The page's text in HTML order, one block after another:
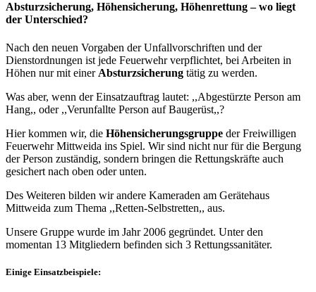
Absturzsicherung, Höhensicherung, Höhenrettung – wo liegt
der Unterschied?
Nach den neuen Vorgaben der Unfallvorschriften und der
Dienstordnungen ist jede Feuerwehr verpflichtet, bei Arbeiten in
Höhen nur mit einer Absturzsicherung tätig zu werden.
Was aber, wenn der Einsatzauftrag lautet: ,,Abgestürzte Person am
Hang,, oder ,,Verunfallte Person auf Baugerüst,,?
Hier kommen wir, die Höhensicherungsgruppe der Freiwilligen
Feuerwehr Mittweida ins Spiel. Wir sind nicht nur für die Bergung
der Person zuständig, sondern bringen die Rettungskräfte auch
gesichert nach oben oder unten.
Des Weiteren bilden wir andere Kameraden am Gerätehaus
Mittweida zum Thema ,,Retten-Selbstretten,, aus.
Unsere Gruppe wurde im Jahr 2006 gegründet. Unter den
momentan 13 Mitgliedern befinden sich 3 Rettungssanitäter.
Einige Einsatzbeispiele: